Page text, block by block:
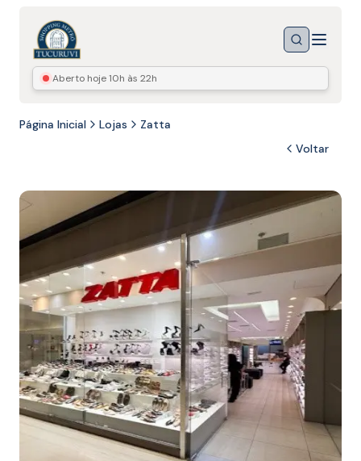
BuscarMenu
Aberto hoje10h às 22h
Página Inicial Lojas
Zatta
Voltar